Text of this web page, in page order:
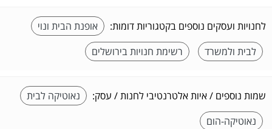
לחנויות ועסקים נוספים בקטגוריות דומות:
אופנת הבית ונוי
לבית ולמשרד
רשימת חנויות בירושלים
שמות נוספים / איות אלטרנטיבי לחנות / עסק:
נאוטיקה לבית
נאוטיקה-הום